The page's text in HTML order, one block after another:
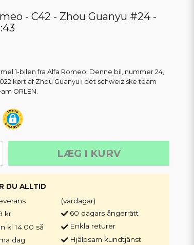
- C42 - Zhou Guanyu #24 -
1-bilen fra Alfa Romeo. Denne bil, nummer 24,
kørt af Zhou Guanyu i det schweiziske team
ORLEN.
LÆG I KURV
DU ALLTID
kr
kl 14.00 så
dag
(vardagar)
60 dagars ångerrätt
Enkla returer
Hjälpsam kundtjänst